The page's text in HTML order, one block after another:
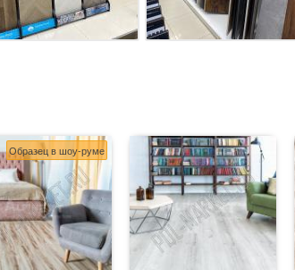
Образец в шоу-руме